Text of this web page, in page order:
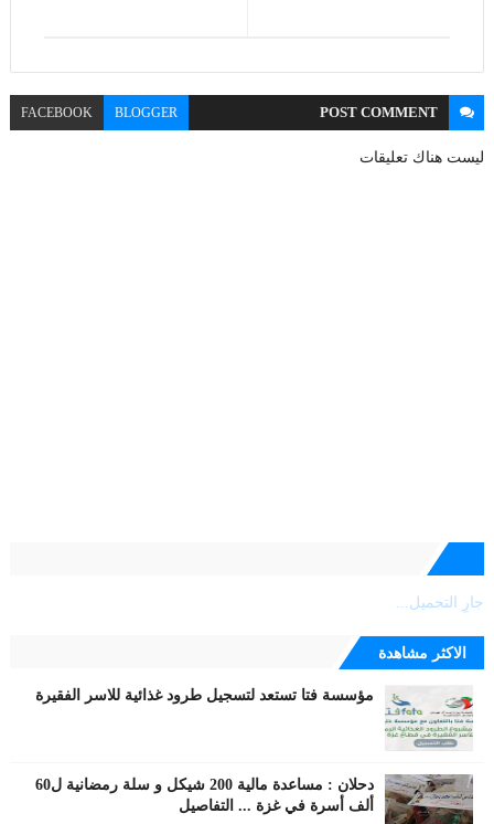
POSTCOMMENT
BLOGGER
FACEBOOK
ليست هناك تعليقات
جارٍ التحميل...
الاكثر مشاهدة
مؤسسة فتا تستعد لتسجيل طرود غذائية للاسر الفقيرة
دحلان : مساعدة مالية 200 شيكل و سلة رمضانية ل60
ألف أسرة في غزة ... التفاصيل